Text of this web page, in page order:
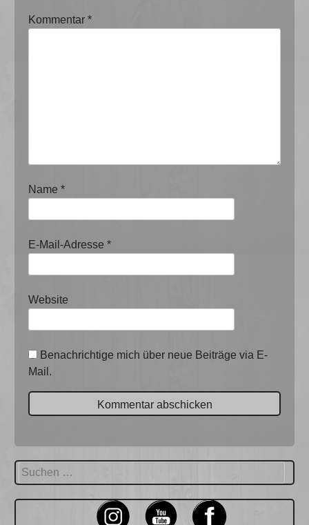
Kommentar*
Name*
E-Mail-Adresse*
Website
Benachrichtige mich über neue Beiträge via E-
Mail.
Suchen
nach: